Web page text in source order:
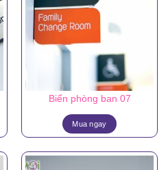
Biển phòng ban 07
Mua ngay